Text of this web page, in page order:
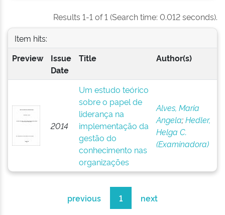
Results 1-1 of 1 (Search time: 0.012 seconds).
Item hits:
Preview
Issue
Date
Title Author(s)
2014
Um estudo teórico
sobre o papel de
liderança na
implementação da
gestão do
conhecimento nas
organizações
Alves, Maria
Angela;Hedler,
Helga C.
(Examinadora)
previous 1 next